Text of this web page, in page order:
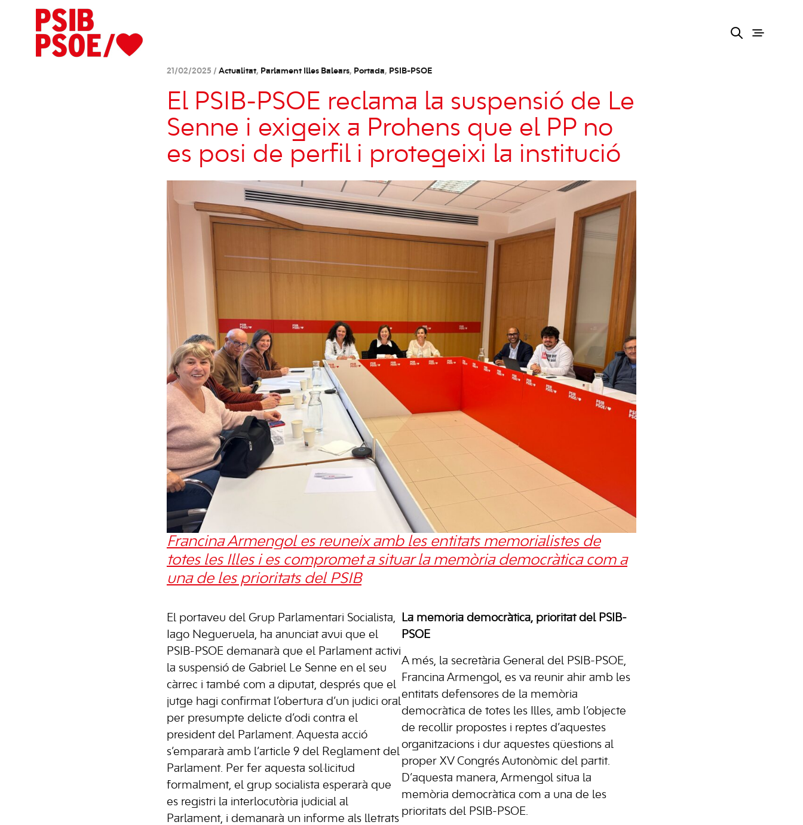
21/02/2025 / Actualitat, Parlament Illes Balears, Portada, PSIB-PSOE
El PSIB-PSOE reclama la suspensió de Le
Senne i exigeix a Prohens que el PP no
es posi de perfil i protegeixi la institució
Francina Armengol es reuneix amb les entitats memorialistes de
totes les Illes i es compromet a situar la memòria democràtica com a
una de les prioritats del PSIB
El portaveu del Grup Parlamentari Socialista,
Iago Negueruela, ha anunciat avui que el
PSIB-PSOE demanarà que el Parlament activi
la suspensió de Gabriel Le Senne en el seu
càrrec i també com a diputat, després que el
jutge hagi confirmat l’obertura d’un judici oral
per presumpte delicte d’odi contra el
president del Parlament. Aquesta acció
s’empararà amb l’article 9 del Reglament del
Parlament. Per fer aquesta sol·licitud
formalment, el grup socialista esperarà que
es registri la interlocutòria judicial al
Parlament, i demanarà un informe als lletrats
La memòria democràtica, prioritat del PSIB-
PSOE
A més, la secretària General del PSIB-PSOE,
Francina Armengol, es va reunir ahir amb les
entitats defensores de la memòria
democràtica de totes les Illes, amb l’objecte
de recollir propostes i reptes d’aquestes
organitzacions i dur aquestes qüestions al
proper XV Congrés Autonòmic del partit.
D’aquesta manera, Armengol situa la
memòria democràtica com a una de les
prioritats del PSIB-PSOE.